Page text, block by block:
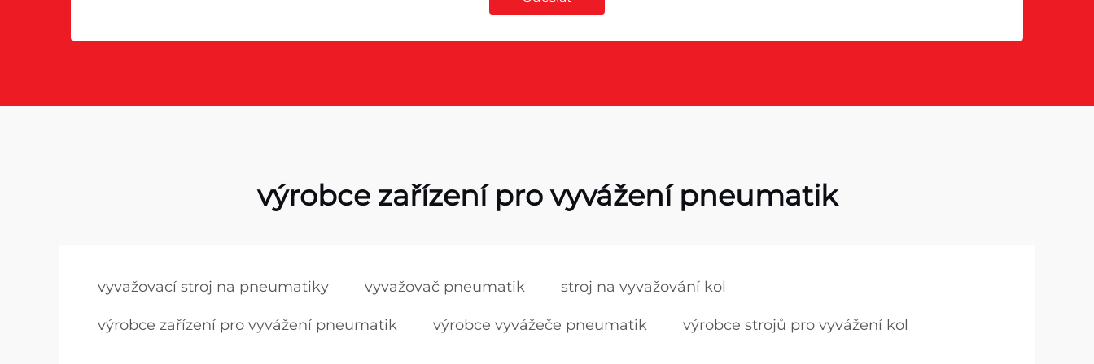
výrobce zařízení pro vyvážení pneumatik
vyvažovací stroj na pneumatiky vyvažovač pneumatik stroj na vyvažování kol
výrobce zařízení pro vyvážení pneumatik výrobce vyvážeče pneumatik výrobce strojů pro vyvážení kol